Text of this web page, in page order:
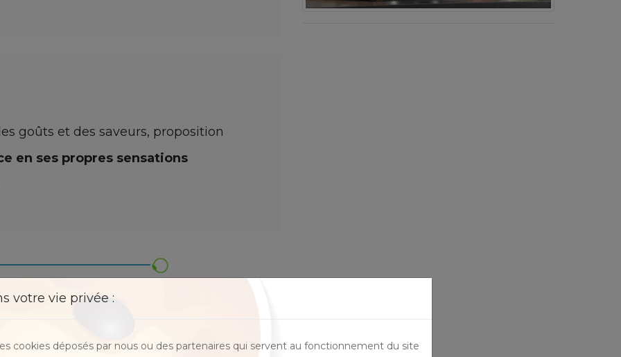
goûts et des saveurs, proposition
en ses propres sensations
votre vie privée :
cookies déposés par nous ou des partenaires qui servent au fonctionnement du site